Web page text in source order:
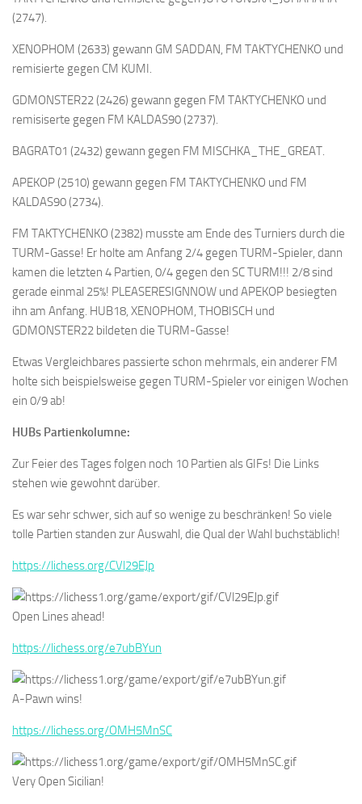
(2747).
XENOPHOM (2633) gewann GM SADDAN, FM TAKTYCHENKO und
remisierte gegen CM KUMI.
GDMONSTER22 (2426) gewann gegen FM TAKTYCHENKO und
remisiserte gegen FM KALDAS90 (2737).
BAGRAT01 (2432) gewann gegen FM MISCHKA_THE_GREAT.
APEKOP (2510) gewann gegen FM TAKTYCHENKO und FM
KALDAS90 (2734).
FM TAKTYCHENKO (2382) musste am Ende des Turniers durch die
TURM-Gasse! Er holte am Anfang 2/4 gegen TURM-Spieler, dann
kamen die letzten 4 Partien, 0/4 gegen den SC TURM!!! 2/8 sind
gerade einmal 25%! PLEASERESIGNNOW und APEKOP besiegten
ihn am Anfang. HUB18, XENOPHOM, THOBISCH und
GDMONSTER22 bildeten die TURM-Gasse!
Etwas Vergleichbares passierte schon mehrmals, ein anderer FM
holte sich beispielsweise gegen TURM-Spieler vor einigen Wochen
ein 0/9 ab!
HUBs Partienkolumne:
Zur Feier des Tages folgen noch 10 Partien als GIFs! Die Links
stehen wie gewohnt darüber.
Es war sehr schwer, sich auf so wenige zu beschränken! So viele
tolle Partien standen zur Auswahl, die Qual der Wahl buchstäblich!
https://lichess.org/CVl29EJp
Open Lines ahead!
https://lichess.org/e7ubBYun
A-Pawn wins!
https://lichess.org/OMH5MnSC
Very Open Sicilian!